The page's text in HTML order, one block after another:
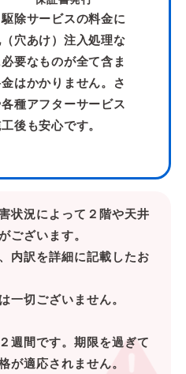
除サービスの料金に
穴あけ）注入処理な
要なものが全て含ま
はかかりません。さ
種アフターサービス
後も安心です。
状況によって２階や天井
ございます。
内訳を詳細に記載したお
一切ございません。
週間です。期限を過ぎて
が適応されません。